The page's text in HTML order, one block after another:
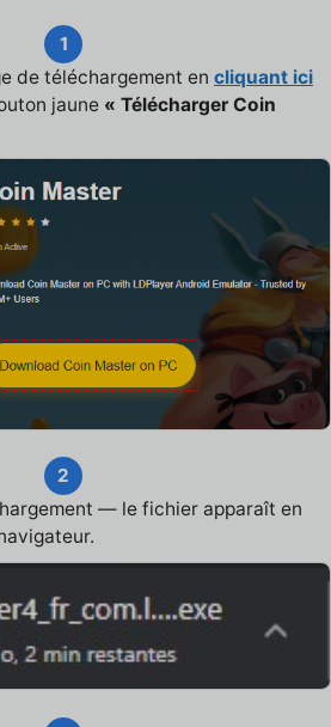
1
de téléchargement en cliquant ici
jaune « Télécharger Coin
2
— le fichier apparaît en